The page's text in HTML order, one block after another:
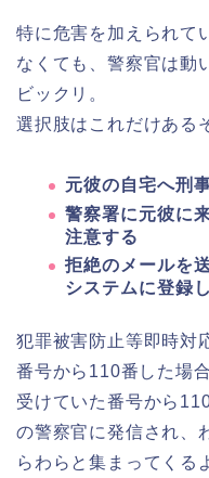
特に危害を加えられて
なくても、警察官は動
ビックリ。
選択肢はこれだけある
元彼の自宅へ刑
警察署に元彼に
注意する
拒絶のメールを
システムに登録
犯罪被害防止等即時対
番号から110番した場
受けていた番号から
の警察官に発信され、
らわらと集まってくる